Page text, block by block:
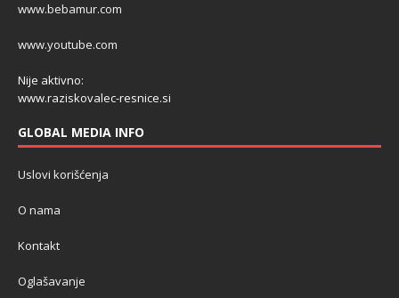
www.bebamur.com
www.youtube.com
Nije aktivno:
www.raziskovalec-resnice.si
GLOBAL MEDIA INFO
Uslovi korišćenja
O nama
Kontakt
Oglašavanje